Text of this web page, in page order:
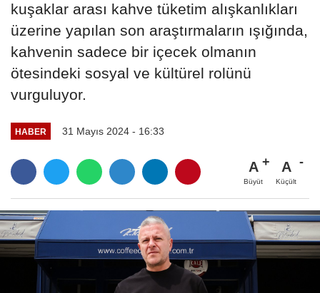
kuşaklar arası kahve tüketim alışkanlıkları
üzerine yapılan son araştırmaların ışığında,
kahvenin sadece bir içecek olmanın
ötesindeki sosyal ve kültürel rolünü
vurguluyor.
HABER 31 Mayıs 2024 - 16:33
A
Büyüt
A
Küçült